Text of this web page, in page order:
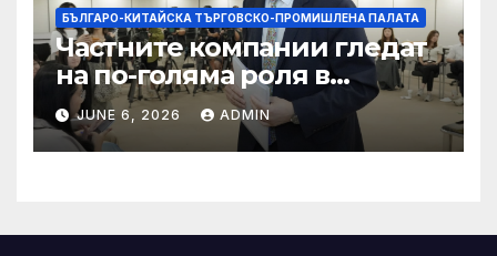
БЪЛГАРО-КИТАЙСКА ТЪРГОВСКО-ПРОМИШЛЕНА ПАЛАТА
Частните компании гледат
на по-голяма роля в
стратегическата
енергетика
JUNE 6, 2026 ADMIN